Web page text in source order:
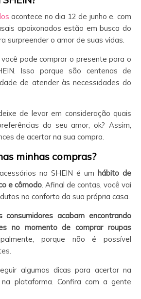
acontece no dia 12 de junho e, com
apaixonados estão em busca do
surpreender o amor de suas vidas.
pode comprar o presente para o
Isso porque são centenas de
de atender às necessidades do
de levar em consideração quais
do seu amor, ok? Assim,
de acertar na sua compra.
minhas compras?
na SHEIN é um hábito de
e cômodo. Afinal de contas, você vai
no conforto da sua própria casa.
consumidores acabam encontrando
no momento de comprar roupas
porque não é possível
algumas dicas para acertar na
plataforma. Confira com a gente